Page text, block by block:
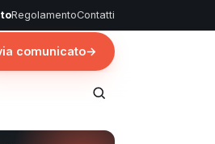
RegolamentoContatti
comunicato→